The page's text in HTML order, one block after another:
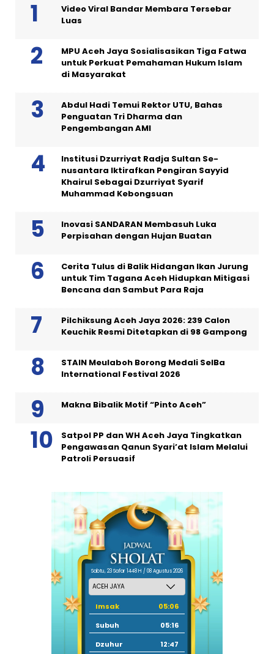
Video Viral Bandar Membara Tersebar
Luas
MPU Aceh Jaya Sosialisasikan Tiga Fatwa
untuk Perkuat Pemahaman Hukum Islam
di Masyarakat
Abdul Hadi Temui Rektor UTU, Bahas
Penguatan Tri Dharma dan
Pengembangan AMI
Institusi Dzurriyat Radja Sultan Se-
nusantara Iktirafkan Pengiran Sayyid
Khairul Sebagai Dzurriyat Syarif
Muhammad Kebongsuan
Inovasi SANDARAN Membasuh Luka
Perpisahan dengan Hujan Buatan
Cerita Tulus di Balik Hidangan Ikan Jurung
untuk Tim Tagana Aceh Hidupkan Mitigasi
Bencana dan Sambut Para Raja
Pilchiksung Aceh Jaya 2026: 239 Calon
Keuchik Resmi Ditetapkan di 98 Gampong
STAIN Meulaboh Borong Medali SeIBa
International Festival 2026
Makna Bibalik Motif “Pinto Aceh”
Satpol PP dan WH Aceh Jaya Tingkatkan
Pengawasan Qanun Syari’at Islam Melalui
Patroli Persuasif
Sabtu, 23 Safar 1448 H / 08 Agustus 2026
Imsak
05:06
Subuh
05:16
Dzuhur
12:47